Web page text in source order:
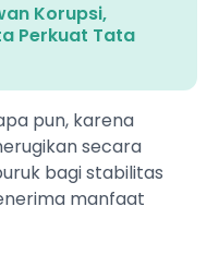
Korupsi,
Perkuat Tata
pun, karena
secara
bagi stabilitas
manfaat